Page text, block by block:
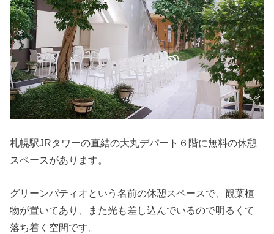
札幌駅JRタワーの直結の大丸デパート６階に無料の休憩
スペースがあります。
グリーンパティオという名前の休憩スペースで、観葉植
物が置いてあり、また光も差し込んでいるので明るくて
落ち着く空間です。